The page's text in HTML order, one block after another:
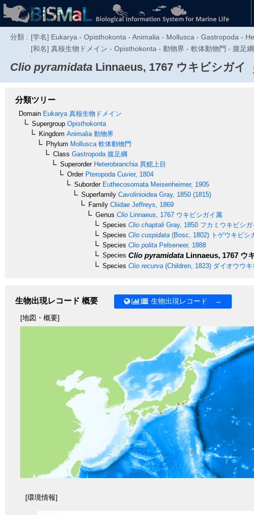
分類 : [学名] Eukarya - Opisthokonta - Animalia - Mollusca - Gastropoda -
[和名] 真核生物ドメイン - Opisthokonta - 動物界 - 軟体動物門 - 腹
Clio pyramidata Linnaeus, 1767 ウキビシガイ
分類ツリー
Domain Eukarya 真核生物ドメイン
Supergroup Opisthokonta
Kingdom Animalia 動物界
Phylum Mollusca 軟体動物門
Class Gastropoda 腹足綱
SuperorderHeterobranchia 異鰓上目
OrderPteropoda Cuvier, 1804
SuborderEuthecosomata Meisenheimer, 1905
Superfamily Cavolinioidea Gray, 1850 (1815)
Family Cliidae Jeffreys, 1869
Genus Clio Linnaeus, 1767 ウキビシガイ属
Species Clio chaptali Gray, 1850 フカミウキビシガ
Species Clio cuspidata (Bosc, 1802) トゲウキビシ
Species Clio polita Pelseneer, 1888
Species Clio pyramidata Linnaeus, 1767 ウ
Species Clio recurva (Children, 1823) ダイオウウキ
生物出現レコード 概要 生物出現レコード →
[地図・概要]
[環境情報]